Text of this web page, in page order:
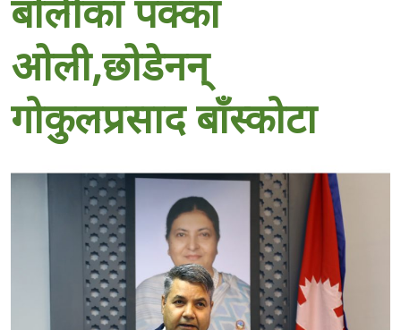
बाेलीका पक्का
अ‌ाेली,छाेडेनन्
गोकुलप्रसाद बाँस्कोटा